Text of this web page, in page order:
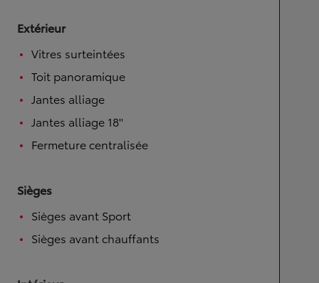
Extérieur
Vitres surteintées
Toit panoramique
Jantes alliage
Jantes alliage 18''
Fermeture centralisée
Sièges
Sièges avant Sport
Sièges avant chauffants